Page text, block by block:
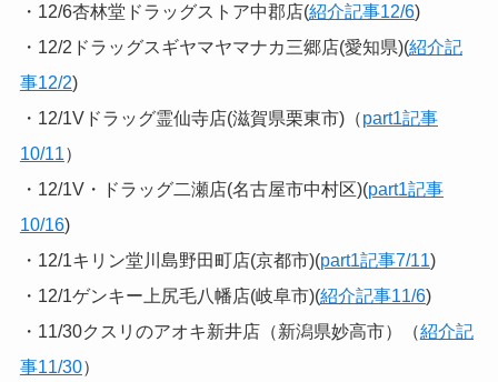
・12/6杏林堂ドラッグストア中郡店(紹介記事12/6)
・12/2ドラッグスギヤマヤマナカ三郷店(愛知県)(紹介記
事12/2)
・12/1Vドラッグ霊仙寺店(滋賀県栗東市)（part1記事
10/11）
・12/1V・ドラッグ二瀬店(名古屋市中村区)(part1記事
10/16)
・12/1キリン堂川島野田町店(京都市)(part1記事7/11)
・12/1ゲンキー上尻毛八幡店(岐阜市)(紹介記事11/6)
・11/30クスリのアオキ新井店（新潟県妙高市）（紹介記
事11/30）